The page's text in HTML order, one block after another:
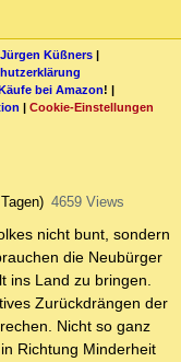
Küßners |
bei Amazon! |
| Cookie-Einstellungen
4659 Views
nicht bunt, sondern
die Neubürger
ins Land zu bringen.
Zurückdrängen der
Nicht so ganz
Richtung Minderheit